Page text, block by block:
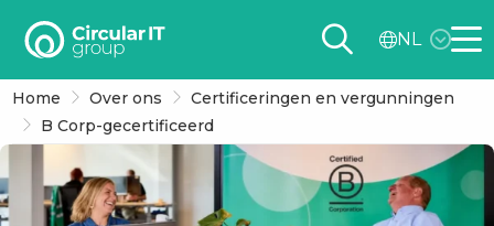
Circular
group
NL
NL
Home Over ons
Certificeringen en vergunningen
B Corp-gecertificeerd